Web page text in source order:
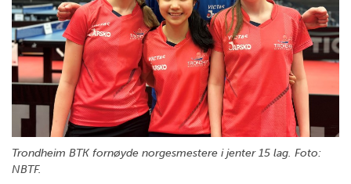
Trondheim BTK fornøyde norgesmestere i jenter 15 lag. Foto:
NBTF.